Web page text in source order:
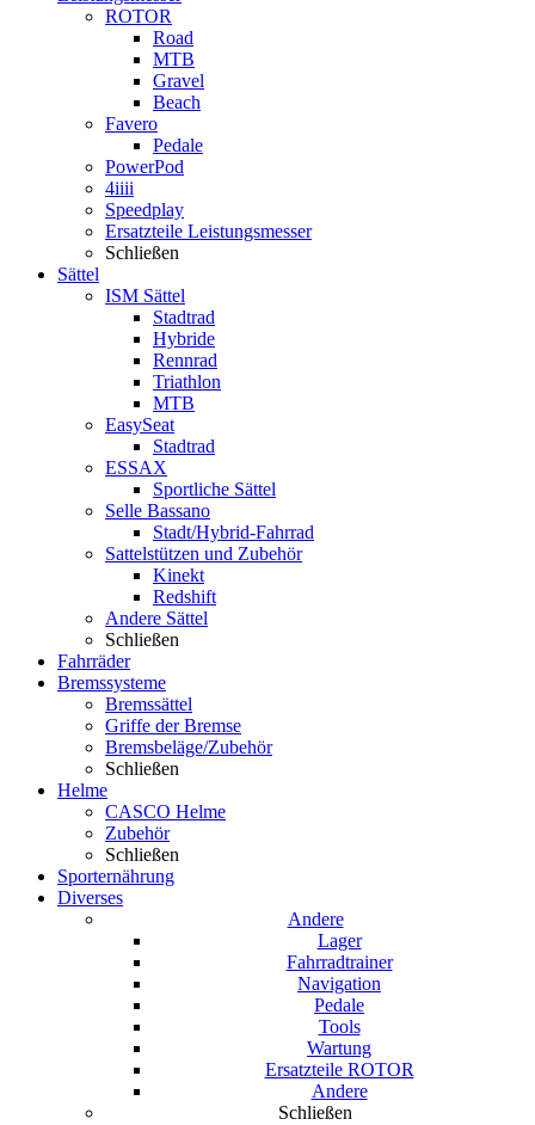
ROTOR
Road
MTB
Gravel
Beach
Favero
Pedale
PowerPod
4iiii
Speedplay
Ersatzteile Leistungsmesser
Schließen
Sättel
ISM Sättel
Stadtrad
Hybride
Rennrad
Triathlon
MTB
EasySeat
Stadtrad
ESSAX
Sportliche Sättel
Selle Bassano
Stadt/Hybrid-Fahrrad
Sattelstützen und Zubehör
Kinekt
Redshift
Andere Sättel
Schließen
Fahrräder
Bremssysteme
Bremssättel
Griffe der Bremse
Bremsbeläge/Zubehör
Schließen
Helme
CASCO Helme
Zubehör
Schließen
Sporternährung
Diverses
Andere
Lager
Fahrradtrainer
Navigation
Pedale
Tools
Wartung
Ersatzteile ROTOR
Andere
Schließen